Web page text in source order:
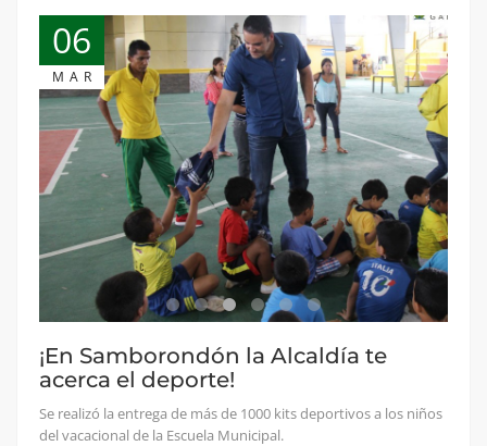
06
MAR
¡En Samborondón la Alcaldía te
acerca el deporte!
Se realizó la entrega de más de 1000 kits deportivos a los niños
del vacacional de la Escuela Municipal.